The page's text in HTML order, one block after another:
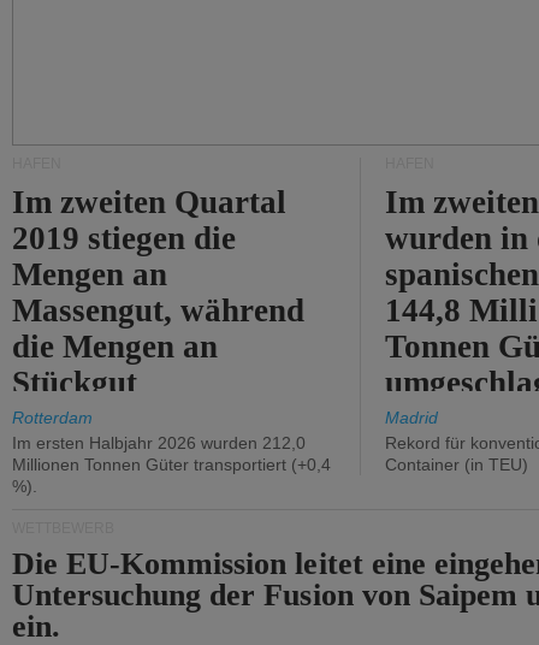
Im zweiten Quartal
2019 stiegen die
Mengen an
Massengut, während
die Mengen an
Stückgut
zurückgingen.
Rotterdam
Im ersten Halbjahr 2026 wurden 212,0
Millionen Tonnen Güter transportiert (+0,4
%).
Im
wurden in
144,8
Tonnen
%).
Madrid
Rekord für
Container (in TEU)
Die EU-Kommission leitet eine
Untersuchung der Fusion von Saipem
ein.